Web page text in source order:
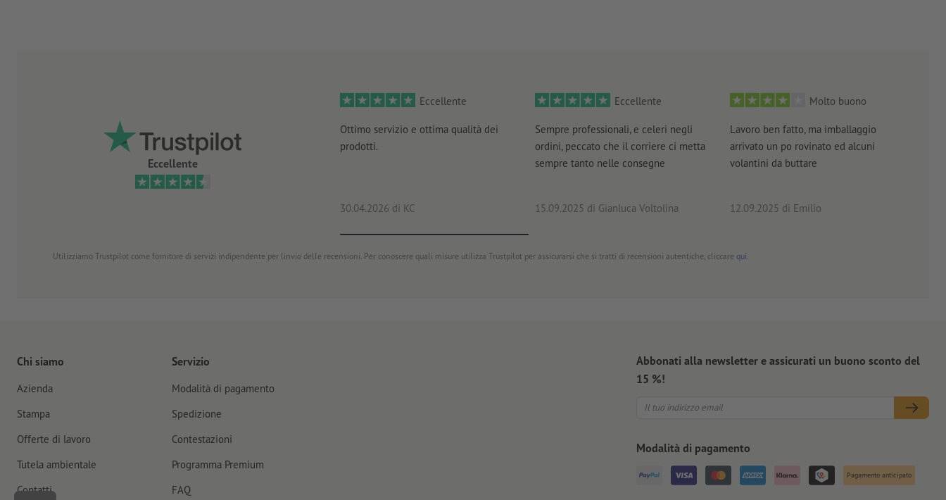
Eccellente
Eccellente
Ottimo servizio e ottima qualità dei
prodotti.
30.04.2026 di KC
Eccellente
Sempre professionali, e celeri negli
ordini, peccato che il corriere ci metta
sempre tanto nelle consegne
15.09.2025 di Gianluca Voltolina
Molto buono
Lavoro ben fatto, ma imballaggio
arrivato un po rovinato ed alcuni
volantini da buttare
12.09.2025 di Emilio
Utilizziamo Trustpilot come fornitore di servizi indipendente per linvio delle recensioni. Per conoscere quali misure utilizza Trustpilot per assicurarsi che si tratti di recensioni autentiche, cliccare qui.
Chi siamo
Azienda
Stampa
Offerte di lavoro
Tutela ambientale
Contatti
Servizio
Modalità di pagamento
Spedizione
Contestazioni
Programma Premium
FAQ
Abbonati alla newsletter e assicurati un buono sconto del
15 %!
Modalità di pagamento
Pagamento anticipato